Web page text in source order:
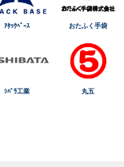
ｱﾀｯｸﾍﾞｰｽ おたふく手袋
ｼﾊﾞﾗ工業 丸五